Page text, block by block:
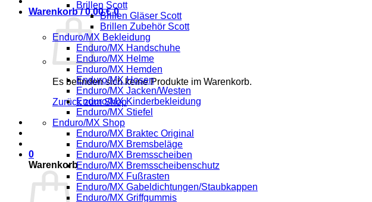
Warenkorb /0,00€ 0
Es befinden sich keine Produkte im Warenkorb.
Zurück zum Shop
0
Warenkorb
Brillen Scott
Brillen Gläser Scott
Brillen Zubehör Scott
Enduro/MX Bekleidung
Enduro/MX Handschuhe
Enduro/MX Helme
Enduro/MX Hemden
Enduro/MX Hosen
Enduro/MX Jacken/Westen
Enduro/MX Kinderbekleidung
Enduro/MX Stiefel
Enduro/MX Shop
Enduro/MX Braktec Original
Enduro/MX Bremsbeläge
Enduro/MX Bremsscheiben
Enduro/MX Bremsscheibenschutz
Enduro/MX Fußrasten
Enduro/MX Gabeldichtungen/Staubkappen
Enduro/MX Griffgummis